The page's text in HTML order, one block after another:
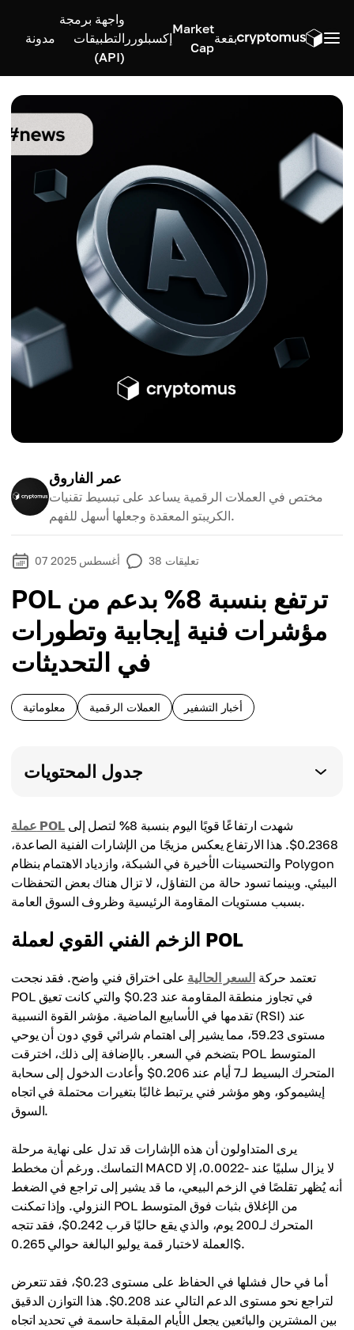
بقعة
Market
Cap
إكسبلورر
واجهة برمجة
التطبيقات
(API)
مدونة
عمر الفاروق
مختص في العملات الرقمية يساعد على تبسيط تقنيات
الكريبتو المعقدة وجعلها أسهل للفهم.
07 أغسطس 2025 38 تعليقات
POL ترتفع بنسبة 8% بدعم من
مؤشرات فنية إيجابية وتطورات
في التحديثات
معلوماتية العملات الرقمية أخبار التشفير
جدول المحتويات
عملة POL
0.2368$. هذا الارتفاع يعكس مزيجًا من الإشارات الفنية الصاعدة،
والتحسينات الأخيرة في الشبكة، وازدياد الاهتمام بنظام Polygon
البيئي. وبينما تسود حالة من التفاؤل، لا تزال هناك بعض التحفظات
بسبب مستويات المقاومة الرئيسية وظروف السوق العامة.
الزخم الفني القوي لعملة POL
تعتمد حركة السعر الحالية على اختراق فني واضح. فقد نجحت
POL في تجاوز منطقة المقاومة عند 0.23$ والتي كانت تعيق
تقدمها في الأسابيع الماضية. مؤشر القوة النسبية (RSI) عند
مستوى 59.23، مما يشير إلى اهتمام شرائي قوي دون أن يوحي
بتضخم في السعر. بالإضافة إلى ذلك، اخترقت POL المتوسط
المتحرك البسيط لـ7 أيام عند 0.206$ وأعادت الدخول إلى سحابة
إيشيموكو، وهو مؤشر فني يرتبط غالبًا بتغيرات محتملة في اتجاه
السوق.
يرى المتداولون أن هذه الإشارات قد تدل على نهاية مرحلة
التماسك. ورغم أن مخطط MACD لا يزال سلبيًا عند -0.0022، إلا
أنه يُظهر تقلصًا في الزخم البيعي، ما قد يشير إلى تراجع في الضغط
النزولي. وإذا تمكنت POL من الإغلاق بثبات فوق المتوسط
المتحرك لـ200 يوم، والذي يقع حاليًا قرب 0.242$، فقد تتجه
العملة لاختبار قمة يوليو البالغة حوالي 0.265$.
أما في حال فشلها في الحفاظ على مستوى 0.23$، فقد تتعرض
لتراجع نحو مستوى الدعم التالي عند 0.208$. هذا التوازن الدقيق
بين المشترين والبائعين يجعل الأيام المقبلة حاسمة في تحديد اتجاه